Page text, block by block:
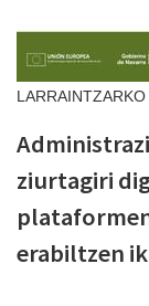
LARRAINTZARKO
ziurtagiri
erabiltzen